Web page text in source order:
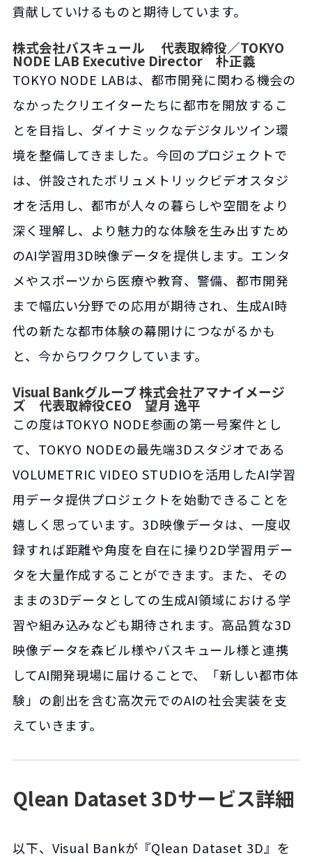
貢献していけるものと期待しています。
株式会社バスキュール 代表取締役／TOKYO
NODE LAB Executive Director 朴正義
TOKYO NODE LABは、都市開発に関わる機会の
なかったクリエイターたちに都市を開放するこ
とを目指し、ダイナミックなデジタルツイン環
境を整備してきました。今回のプロジェクトで
は、併設されたボリュメトリックビデオスタジ
オを活用し、都市が人々の暮らしや空間をより
深く理解し、より魅力的な体験を生み出すため
のAI学習用3D映像データを提供します。エンタ
メやスポーツから医療や教育、警備、都市開発
まで幅広い分野での応用が期待され、生成AI時
代の新たな都市体験の幕開けにつながるかも
と、今からワクワクしています。
Visual Bankグループ 株式会社アマナイメージ
ズ 代表取締役CEO 望月 逸平
この度はTOKYO NODE参画の第一号案件とし
て、TOKYO NODEの最先端3Dスタジオである
VOLUMETRIC VIDEO STUDIOを活用したAI学習
用データ提供プロジェクトを始動できることを
嬉しく思っています。3D映像データは、一度収
録すれば距離や角度を自在に操り2D学習用デー
タを大量作成することができます。また、その
ままの3Dデータとしての生成AI領域における学
習や組み込みなども期待されます。高品質な3D
映像データを森ビル様やバスキュール様と連携
してAI開発現場に届けることで、「新しい都市体
験」の創出を含む高次元でのAIの社会実装を支
えていきます。
Qlean Dataset 3Dサービス詳細
以下、Visual Bankが『Qlean Dataset 3D』を